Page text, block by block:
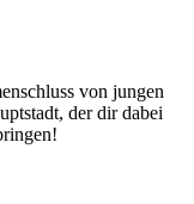
von jungen
der dir dabei